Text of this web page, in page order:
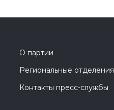
О партии
Региональные отделения
Контакты пресс-службы